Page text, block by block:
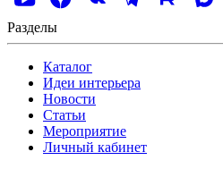
Разделы
Каталог
Идеи интерьера
Новости
Статьи
Мероприятие
Личный кабинет